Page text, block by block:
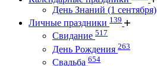
День Знаний (1 сентября)
Личные праздники 139
Свидание 517
День Рождения 263
Свадьба 654